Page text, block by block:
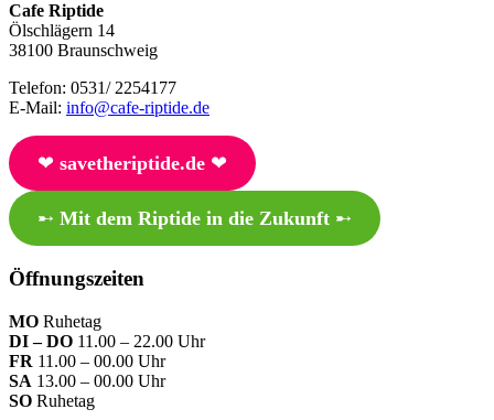
Cafe Riptide
Ölschlägern 14
38100 Braunschweig
Telefon: 0531/ 2254177
E-Mail: info@cafe-riptide.de
❤︎ savetheriptide.de❤︎
➸ Mit dem Riptide in die Zukunft➸
Öffnungszeiten
MO Ruhetag
DI – DO 11.00 – 22.00 Uhr
FR 11.00 – 00.00 Uhr
SA 13.00 – 00.00 Uhr
SO Ruhetag